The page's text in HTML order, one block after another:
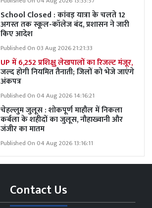
School Closed : कांवड़ यात्रा के चलते 12
अगस्त तक स्कूल-कॉलेज बंद, प्रशासन ने जारी
किए आदेश
Published On 03 Aug 2026 21:21:33
UP में 6,252 प्रशिक्षु लेखपालों का रिजल्ट मंजूर,
जल्द होगी नियमित तैनाती; जिलों को भेजे जाएंगे
अंकपत्र
Published On 04 Aug 2026 14:16:21
चेहल्लुम जुलूस : शोकपूर्ण माहौल में निकला
कर्बला के शहीदों का जुलूस, नौहाख्वानी और
जंजीर का मातम
Published On 04 Aug 2026 13:16:11
Contact Us